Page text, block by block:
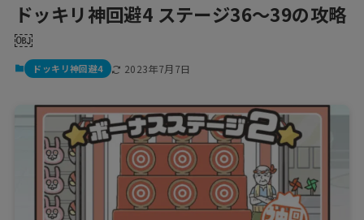
ドッキリ神回避4 ステージ36〜39の攻略
￼
ドッキリ神回避4 2023年7月7日